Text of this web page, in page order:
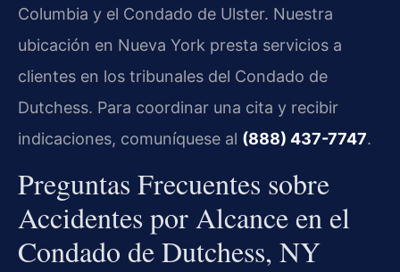
Columbia y el Condado de Ulster. Nuestra
ubicación en Nueva York presta servicios a
clientes en los tribunales del Condado de
Dutchess. Para coordinar una cita y recibir
indicaciones, comuníquese al (888) 437-7747.
Preguntas Frecuentes sobre
Accidentes por Alcance en el
Condado de Dutchess, NY